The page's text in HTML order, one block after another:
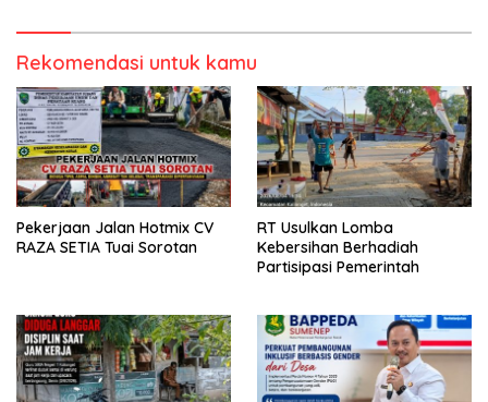
Rekomendasi untuk kamu
Pekerjaan Jalan Hotmix CV
RAZA SETIA Tuai Sorotan
RT Usulkan Lomba
Kebersihan Berhadiah
Partisipasi Pemerintah